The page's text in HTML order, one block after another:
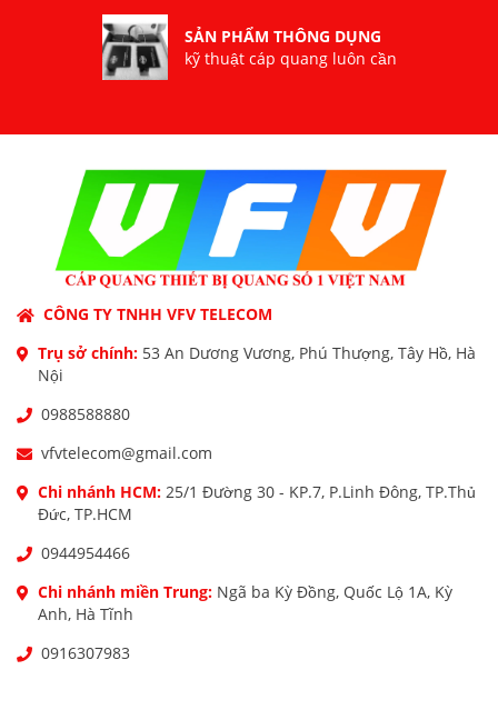
SẢN PHẨM THÔNG DỤNG
kỹ thuật cáp quang luôn cần
CÔNG TY TNHH VFV TELECOM
Trụ sở chính: 53 An Dương Vương, Phú Thượng, Tây Hồ, Hà
Nội
0988588880
vfvtelecom@gmail.com
Chi nhánh HCM: 25/1 Đường 30 - KP.7, P.Linh Đông, TP.Thủ
Đức, TP.HCM
0944954466
Chi nhánh miền Trung: Ngã ba Kỳ Đồng, Quốc Lộ 1A, Kỳ
Anh, Hà Tĩnh
0916307983